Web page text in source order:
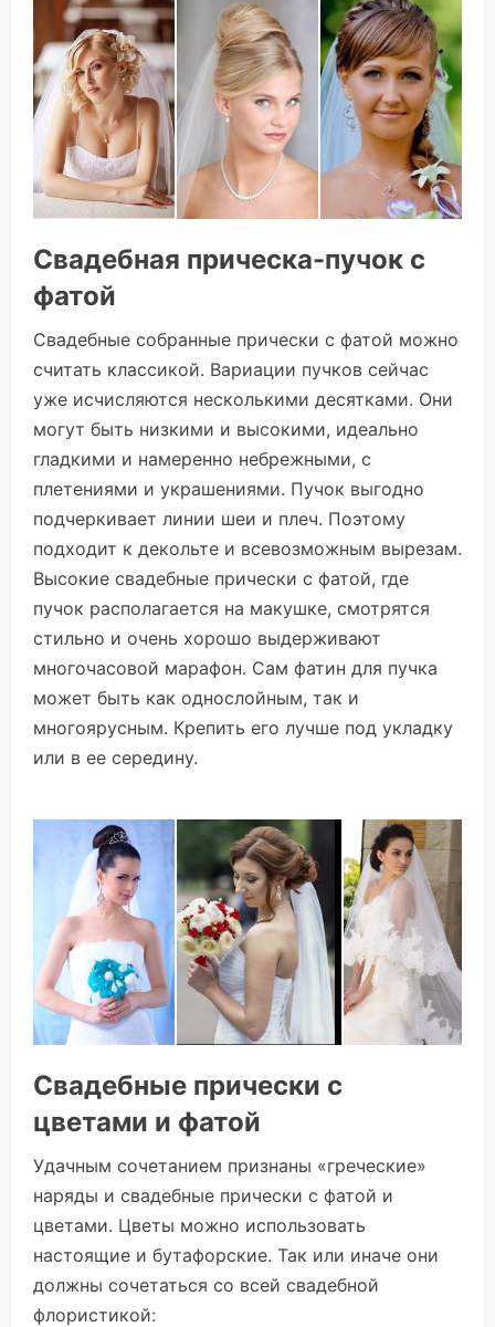
Свадебная прическа-пучок с
фатой
Свадебные собранные прически с фатой можно
считать классикой. Вариации пучков сейчас
уже исчисляются несколькими десятками. Они
могут быть низкими и высокими, идеально
гладкими и намеренно небрежными, с
плетениями и украшениями. Пучок выгодно
подчеркивает линии шеи и плеч. Поэтому
подходит к декольте и всевозможным вырезам.
Высокие свадебные прически с фатой, где
пучок располагается на макушке, смотрятся
стильно и очень хорошо выдерживают
многочасовой марафон. Сам фатин для пучка
может быть как однослойным, так и
многоярусным. Крепить его лучше под укладку
или в ее середину.
Свадебные прически с
цветами и фатой
Удачным сочетанием признаны «греческие»
наряды и свадебные прически с фатой и
цветами. Цветы можно использовать
настоящие и бутафорские. Так или иначе они
должны сочетаться со всей свадебной
флористикой: